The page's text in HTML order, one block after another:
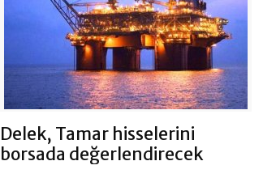
Delek, Tamar hisselerini
borsada değerlendirecek